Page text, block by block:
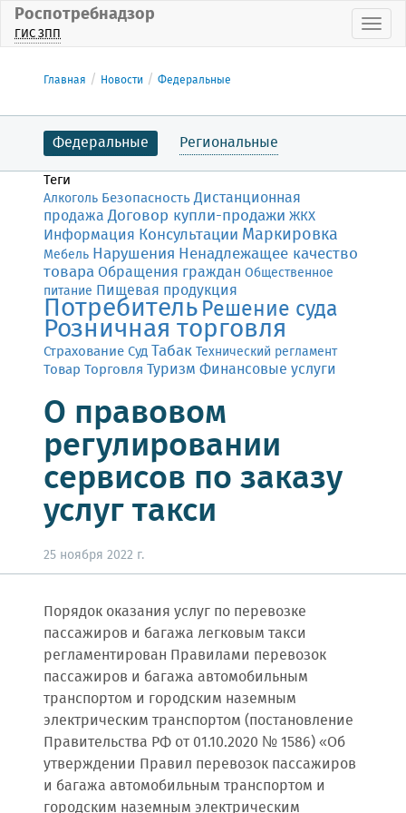
Роспотребнадзор
ГИС ЗПП
Главная Новости Федеральные
Федеральные Региональные
Теги
Алкоголь БезопасностьДистанционная
продажа Договор купли-продажи ЖКХ
Информация Консультации Маркировка
Мебель Нарушения Ненадлежащее качество
товара Обращения граждан Общественное
питание Пищевая продукция
ПотребительРешение суда
Розничная торговля
СтрахованиеСудТабакТехнический регламент
Товар Торговля Туризм Финансовые услуги
О правовом
регулировании
сервисов по заказу
услуг такси
25 ноября 2022 г.
Порядок оказания услуг по перевозке
пассажиров и багажа легковым такси
регламентирован Правилами перевозок
пассажиров и багажа автомобильным
транспортом и городским наземным
электрическим транспортом (постановление
Правительства РФ от 01.10.2020 № 1586) «Об
утверждении Правил перевозок пассажиров
и багажа автомобильным транспортом и
городским наземным электрическим